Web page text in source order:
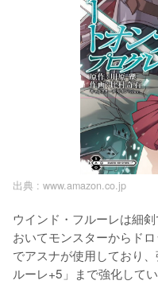
出典 : www.amazon.co.jp
ウインド・フルーレは細
おいてモンスターからド
でアスナが使用しており
ルーレ+5」まで強化してい